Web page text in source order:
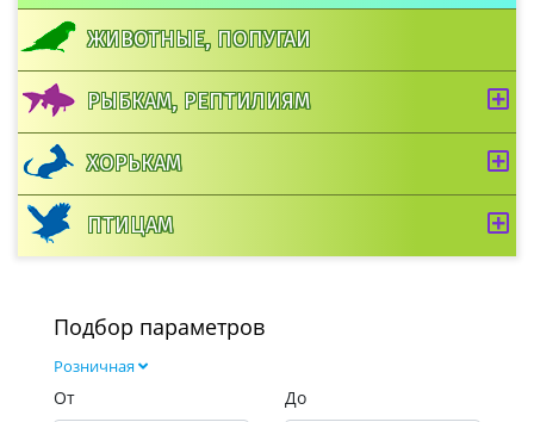
ЖИВОТНЫЕ, ПОПУГАИ
РЫБКАМ, РЕПТИЛИЯМ
ХОРЬКАМ
ПТИЦАМ
Подбор параметров
Розничная
От До